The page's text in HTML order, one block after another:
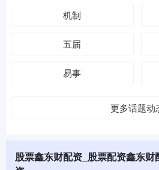
机制
五届
易事
更多话题动
股票鑫东财配资_股票配资鑫东